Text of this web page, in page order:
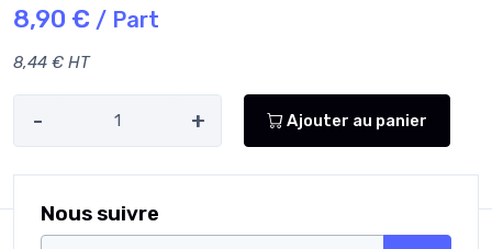
8,90 € / Part
8,44 € HT
- + Ajouter au panier
Nous suivre